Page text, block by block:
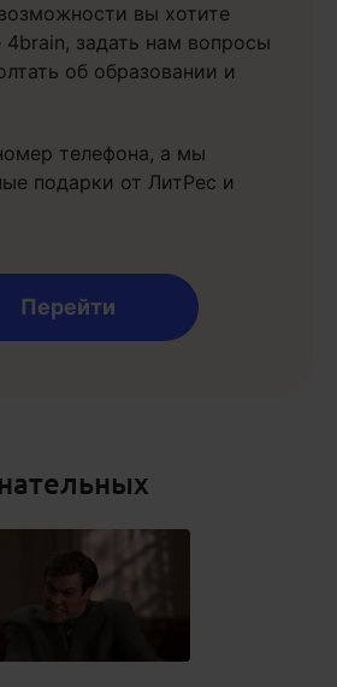
вы хотите
4brain, задать нам вопросы
об образовании и
телефона, а мы
подарки от ЛитРес и
Перейти